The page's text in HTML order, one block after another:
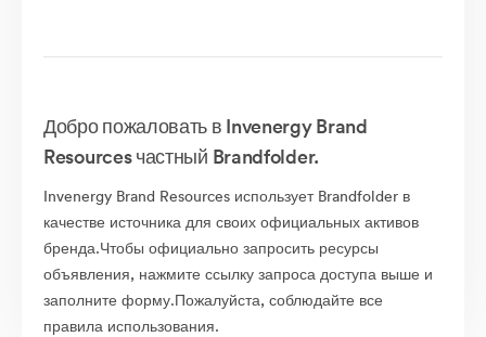
Добро пожаловать в Invenergy Brand
Resources частный Brandfolder.
Invenergy Brand Resources использует Brandfolder в
качестве источника для своих официальных активов
бренда.Чтобы официально запросить ресурсы
объявления, нажмите ссылку запроса доступа выше и
заполните форму.Пожалуйста, соблюдайте все
правила использования.